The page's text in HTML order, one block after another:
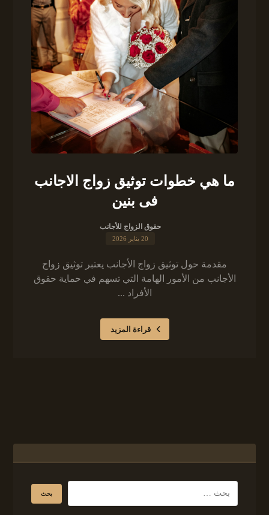
ما هي خطوات توثيق زواج الاجانب
فى بنين
حقوق الزواج للأجانب
20 يناير 2026
مقدمة حول توثيق زواج الأجانب يعتبر توثيق زواج
الأجانب من الأمور الهامة التي تسهم في حماية حقوق
الأفراد ...
قراءة المزيد